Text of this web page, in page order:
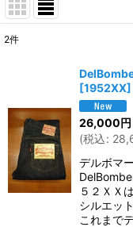
2件
[1952XX]
26,000円
(税込:
デルボマ
５２ＸＸ
シルエッ
これまで